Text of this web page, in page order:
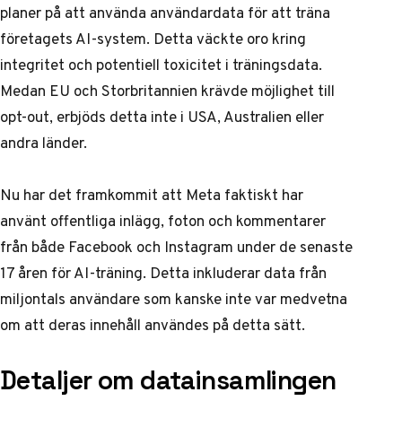
planer på att använda användardata för att träna
företagets AI-system. Detta väckte oro kring
integritet och potentiell toxicitet i träningsdata.
Medan EU och Storbritannien krävde möjlighet till
opt-out, erbjöds detta inte i USA, Australien eller
andra länder.
Nu har det framkommit att Meta faktiskt har
använt offentliga inlägg, foton och kommentarer
från både Facebook och Instagram under de senaste
17 åren för AI-träning. Detta inkluderar data från
miljontals användare som kanske inte var medvetna
om att deras innehåll användes på detta sätt.
Detaljer om datainsamlingen